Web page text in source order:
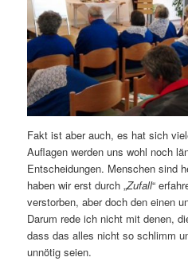
Fakt ist aber auch, es hat sich
Auflagen werden uns wohl noch
Entscheidungen. Menschen sind
haben wir erst durch „Zufall“
verstorben, aber doch den einen
Darum rede ich nicht mit denen,
dass das alles nicht so schlimm
unnötig seien.